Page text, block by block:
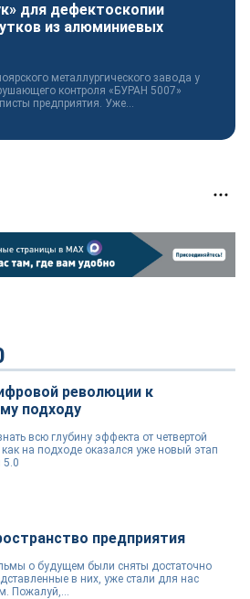
для дефектоскопии
из алюминиевых
металлургического завода у
контроля «БУРАН 5007»
предприятия. Уже...
революции к
подходу
всю глубину эффекта от четвертой
на подходе оказался уже новый этап
5.0
предприятия
о будущем были сняты достаточно
в них, уже стали для нас
Пожалуй,...